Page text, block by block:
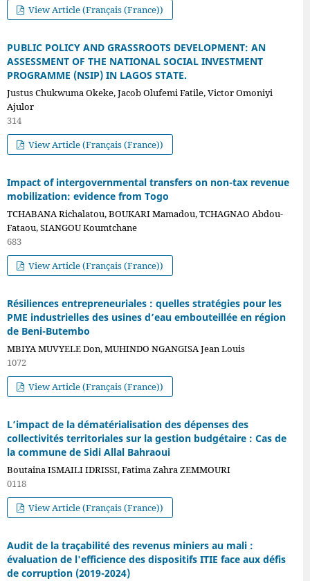
View Article (Français (France))
PUBLIC POLICY AND GRASSROOTS DEVELOPMENT: AN
ASSESSMENT OF THE NATIONAL SOCIAL INVESTMENT
PROGRAMME (NSIP) IN LAGOS STATE.
Justus Chukwuma Okeke, Jacob Olufemi Fatile, Victor Omoniyi
Ajulor
314
View Article (Français (France))
Impact of intergovernmental transfers on non-tax revenue
mobilization: evidence from Togo
TCHABANA Richalatou, BOUKARI Mamadou, TCHAGNAO Abdou-
Fataou, SIANGOU Koumtchane
683
View Article (Français (France))
Résiliences entrepreneuriales : quelles stratégies pour les
PME industrielles des usines d’eau embouteillée en région
de Beni-Butembo
MBIYA MUVYELE Don, MUHINDO NGANGISA Jean Louis
1072
View Article (Français (France))
L’impact de la dématérialisation des dépenses des
collectivités territoriales sur la gestion budgétaire : Cas de
la commune de Sidi Allal Bahraoui
Boutaina ISMAILI IDRISSI, Fatima Zahra ZEMMOURI
0118
View Article (Français (France))
Audit de la traçabilité des revenus miniers au mali :
évaluation de l'efficience des dispositifs ITIE face aux défis
de corruption (2019-2024)